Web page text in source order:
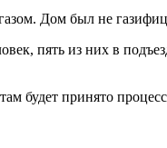
Дом был не
пять из них в
будет принято